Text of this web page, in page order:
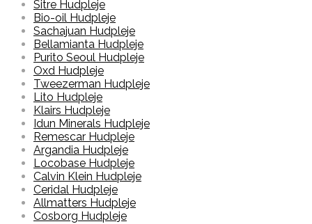
Sitre Hudpleje
Bio-oil Hudpleje
Sachajuan Hudpleje
Bellamianta Hudpleje
Purito Seoul Hudpleje
Oxd Hudpleje
Tweezerman Hudpleje
Lito Hudpleje
Klairs Hudpleje
Idun Minerals Hudpleje
Remescar Hudpleje
Argandia Hudpleje
Locobase Hudpleje
Calvin Klein Hudpleje
Ceridal Hudpleje
Allmatters Hudpleje
Cosborg Hudpleje